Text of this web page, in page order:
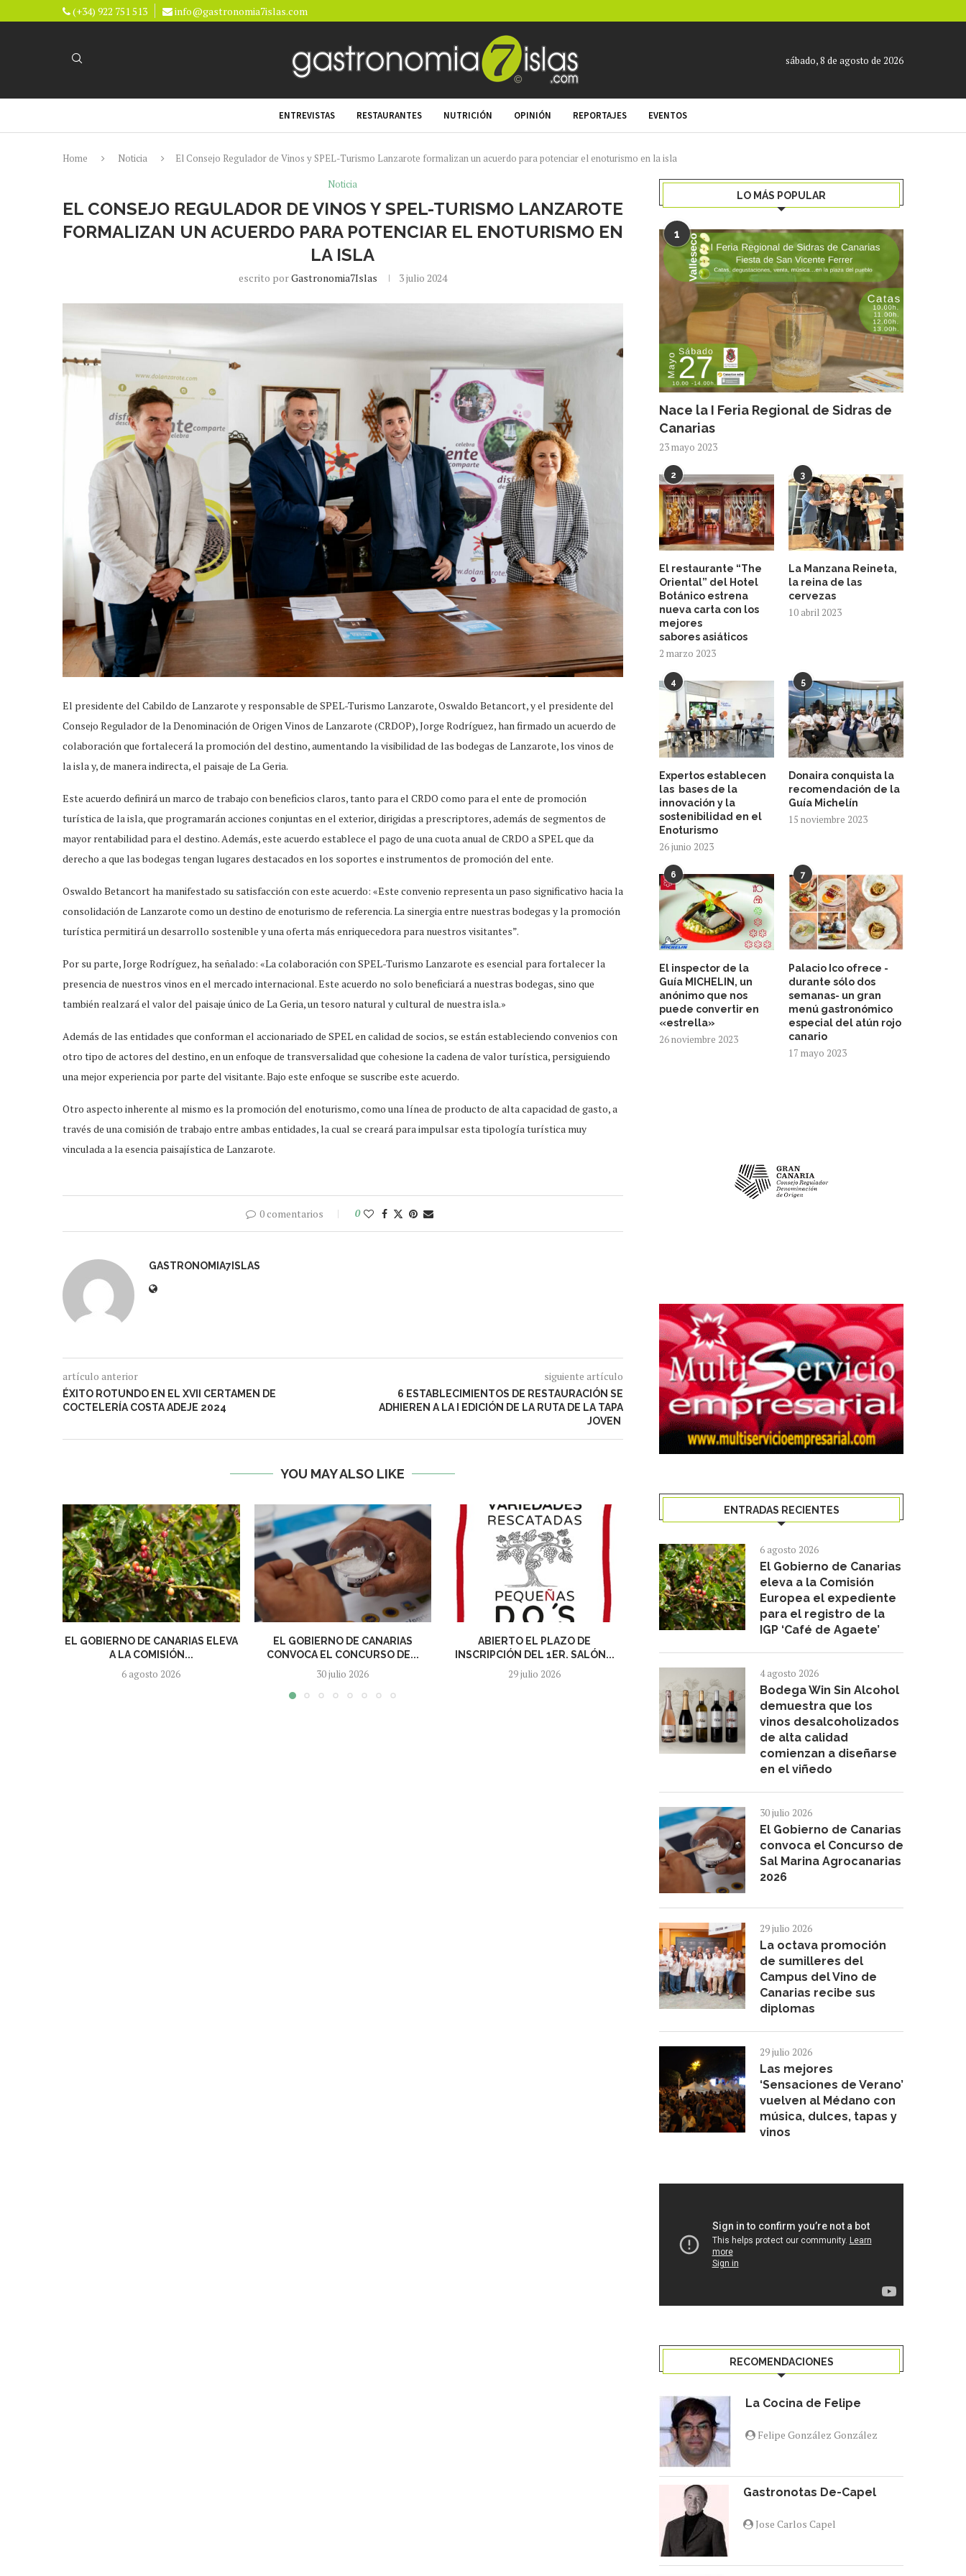
(+34) 922 751 513 info@gastronomia7islas.com
sábado, 8 de agosto de 2026
ENTREVISTAS RESTAURANTES NUTRICIÓN OPINIÓN REPORTAJES EVENTOS
Home Noticia
El Consejo Regulador de Vinos y SPEL-Turismo Lanzarote formalizan un acuerdo para potenciar el enoturismo en la isla
Noticia
EL CONSEJO REGULADOR DE VINOS Y SPEL-TURISMO LANZAROTE
FORMALIZAN UN ACUERDO PARA POTENCIAR EL ENOTURISMO EN
LA ISLA
escrito porGastronomia7Islas 3 julio 2024
El presidente del Cabildo de Lanzarote y responsable de SPEL-Turismo Lanzarote, Oswaldo Betancort, y el presidente del
Consejo Regulador de la Denominación de Origen Vinos de Lanzarote (CRDOP), Jorge Rodríguez, han firmado un acuerdo de
colaboración que fortalecerá la promoción del destino, aumentando la visibilidad de las bodegas de Lanzarote, los vinos de
la isla y, de manera indirecta, el paisaje de La Geria.
Este acuerdo definirá un marco de trabajo con beneficios claros, tanto para el CRDO como para el ente de promoción
turística de la isla, que programarán acciones conjuntas en el exterior, dirigidas a prescriptores, además de segmentos de
mayor rentabilidad para el destino. Además, este acuerdo establece el pago de una cuota anual de CRDO a SPEL que da
derecho a que las bodegas tengan lugares destacados en los soportes e instrumentos de promoción del ente.
Oswaldo Betancort ha manifestado su satisfacción con este acuerdo: «Este convenio representa un paso significativo hacia la
consolidación de Lanzarote como un destino de enoturismo de referencia. La sinergia entre nuestras bodegas y la promoción
turística permitirá un desarrollo sostenible y una oferta más enriquecedora para nuestros visitantes”.
Por su parte, Jorge Rodríguez, ha señalado: «La colaboración con SPEL-Turismo Lanzarote es esencial para fortalecer la
presencia de nuestros vinos en el mercado internacional. Este acuerdo no solo beneficiará a nuestras bodegas, sino que
también realzará el valor del paisaje único de La Geria, un tesoro natural y cultural de nuestra isla.»
Además de las entidades que conforman el accionariado de SPEL en calidad de socios, se están estableciendo convenios con
otro tipo de actores del destino, en un enfoque de transversalidad que cohesione la cadena de valor turística, persiguiendo
una mejor experiencia por parte del visitante. Bajo este enfoque se suscribe este acuerdo.
Otro aspecto inherente al mismo es la promoción del enoturismo, como una línea de producto de alta capacidad de gasto, a
través de una comisión de trabajo entre ambas entidades, la cual se creará para impulsar esta tipología turística muy
vinculada a la esencia paisajística de Lanzarote.
0 comentarios 0
GASTRONOMIA7ISLAS
artículo anterior
ÉXITO ROTUNDO EN EL XVII CERTAMEN DE
COCTELERÍA COSTA ADEJE 2024
siguiente artículo
6 ESTABLECIMIENTOS DE RESTAURACIÓN SE
ADHIEREN A LA I EDICIÓN DE LA RUTA DE LA TAPA
JOVEN
YOU MAY ALSO LIKE
EL GOBIERNO DE CANARIAS ELEVA
A LA COMISIÓN...
6 agosto 2026
EL GOBIERNO DE CANARIAS
CONVOCA EL CONCURSO DE...
30 julio 2026
ABIERTO EL PLAZO DE
INSCRIPCIÓN DEL 1ER. SALÓN...
29 julio 2026
CIRCULAR Y...
FEMENINO
LO MÁS POPULAR
1
Nace la I Feria Regional de Sidras de
Canarias
23 mayo 2023
2
El restaurante “The
Oriental” del Hotel
Botánico estrena
nueva carta con los
mejores
sabores asiáticos
2 marzo 2023
3
La Manzana Reineta,
la reina de las
cervezas
10 abril 2023
4
Expertos establecen
las bases de la
innovación y la
sostenibilidad en el
Enoturismo
26 junio 2023
5
Donaira conquista la
recomendación de la
Guía Michelín
15 noviembre 2023
6
El inspector de la
Guía MICHELIN, un
anónimo que nos
puede convertir en
«estrella»
26 noviembre 2023
7
Palacio Ico ofrece -
durante sólo dos
semanas- un gran
menú gastronómico
especial del atún rojo
canario
17 mayo 2023
ENTRADAS RECIENTES
6 agosto 2026
El Gobierno de Canarias
eleva a la Comisión
Europea el expediente
para el registro de la
IGP ‘Café de Agaete’
4 agosto 2026
Bodega Win Sin Alcohol
demuestra que los
vinos desalcoholizados
de alta calidad
comienzan a diseñarse
en el viñedo
30 julio 2026
El Gobierno de Canarias
convoca el Concurso de
Sal Marina Agrocanarias
2026
29 julio 2026
La octava promoción
de sumilleres del
Campus del Vino de
Canarias recibe sus
diplomas
29 julio 2026
Las mejores
‘Sensaciones de Verano’
vuelven al Médano con
música, dulces, tapas y
vinos
RECOMENDACIONES
La Cocina de Felipe
Felipe González González
Gastronotas De-Capel
Jose Carlos Capel